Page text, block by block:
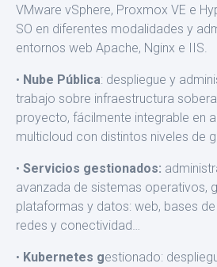
VMwa­re vSphere, Proxmox VE e
SO en dife­rentes modalidades y
entornos web Apache, Nginx e IIS.
• Nube Pública: despliegue y
tra­bajo sobre infraestructura
proyecto, fácilmente integrable en
multicloud con distintos niveles de
• Servicios gestionados:
avanzada de sistemas operativos,
plataformas y datos: web, bases
redes y conectividad…
• Kubernetes gestionado: